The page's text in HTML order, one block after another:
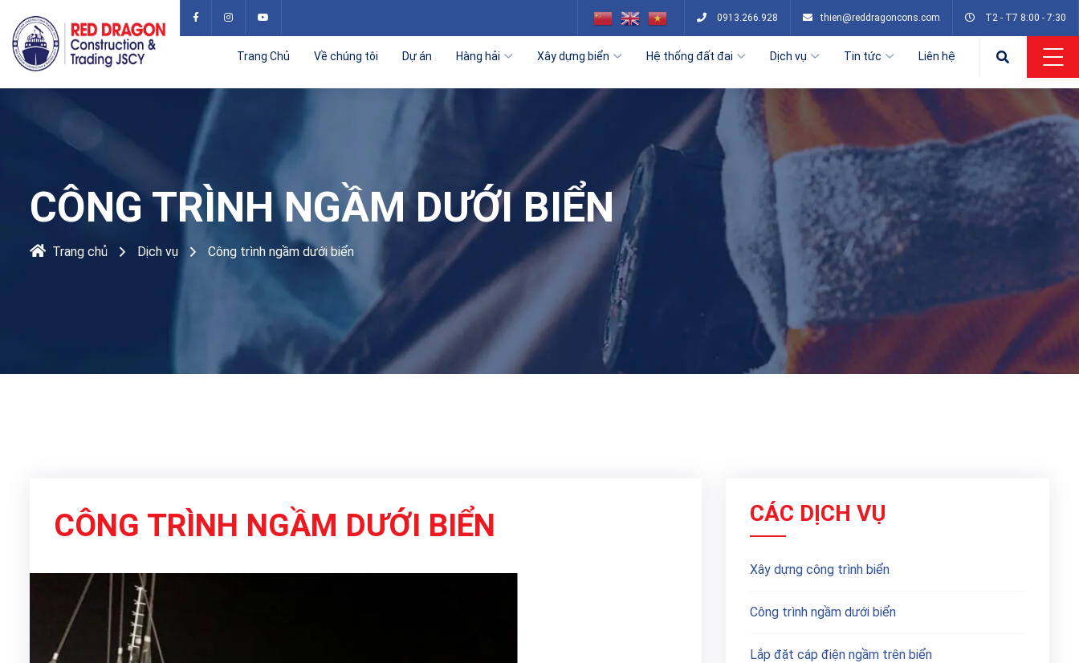
0913.266.928 thien@reddragoncons.com T2 - T7 8:00 - 7:30
Trang Chủ Về chúng tôi Dự án Hàng hải Xây dựng biển Hệ thống đất đai Dịch vụ Tin tức Liên hệ
CÔNG TRÌNH NGẦM DƯỚI BIỂN
Trang chủ Dịch vụ Công trình ngầm dưới biển
CÔNG TRÌNH NGẦM DƯỚI BIỂN CÁC DỊCH VỤ
Xây dựng công trình biển
Công trình ngầm dưới biển
Lắp đặt cáp điện ngầm trên biển